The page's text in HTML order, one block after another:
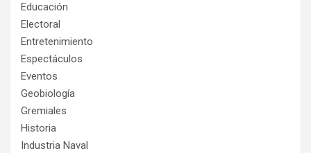
Educación
Electoral
Entretenimiento
Espectáculos
Eventos
Geobiología
Gremiales
Historia
Industria Naval